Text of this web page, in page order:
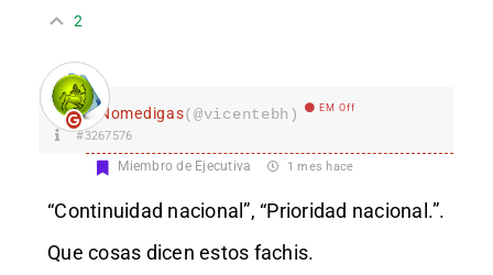
2
Nomedigas(@vicentebh) EM Off
#3267576
Miembro de Ejecutiva 1 mes hace
“Continuidad nacional”, “Prioridad nacional.”.
Que cosas dicen estos fachis.